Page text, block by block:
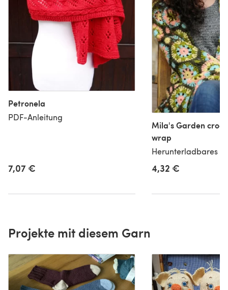
Petronela
PDF-Anleitung
7,07 €
Mila's Garden
wrap
Herunterladbares
4,32 €
Projekte mit diesem Garn